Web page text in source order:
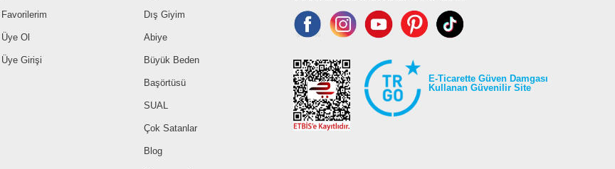
Favorilerim
Üye Ol
Üye Girişi
Dış Giyim
Abiye
Büyük Beden
Başörtüsü
SUAL
Çok Satanlar
Blog
E-Ticarette Güven Damgası
Kullanan Güvenilir Site